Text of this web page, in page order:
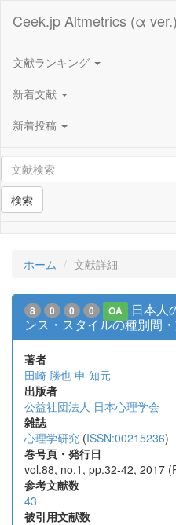
Ceek.jp Altmetrics (α ver.)
文献ランキング
新着文献
新着投稿
検索
ホーム 文献詳細
8 0 0 0 OA
日本
ンス・スタイルの種別間
著者
田崎 勝也 申 知元
出版者
公益社団法人 日本心理学会
雑誌
心理学研究 (ISSN:00215236)
巻号頁・発行日
vol.88, no.1, pp.32-42, 2017
参考文献数
43
被引用文献数